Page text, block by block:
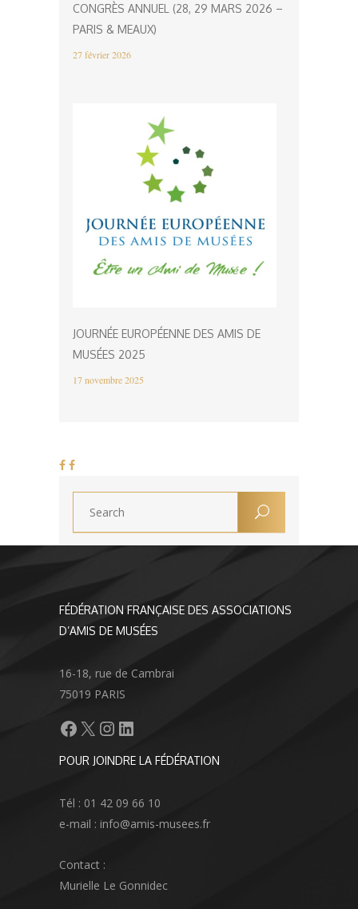
CONGRÈS ANNUEL (28, 29 MARS 2026 –
PARIS & MEAUX)
27 février 2026
JOURNÉE EUROPÉENNE DES AMIS DE
MUSÉES 2025
17 novembre 2025
FÉDÉRATION FRANÇAISE DES ASSOCIATIONS
D’AMIS DE MUSÉES
16-18, rue de Cambrai
75019 PARIS
Facebook
X Instagram
LinkedIn
POUR JOINDRE LA FÉDÉRATION
Tél : 01 42 09 66 10
e-mail : info@amis-musees.fr
Contact :
Murielle Le Gonnidec